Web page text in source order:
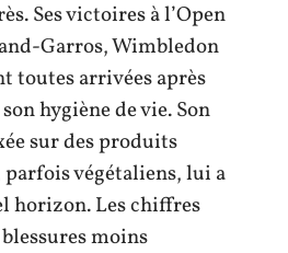
Ses victoires à l’Open
Garros, Wimbledon
toutes arrivées après
hygiène de vie. Son
sur des produits
végétaliens, lui a
horizon. Les chiffres
moins